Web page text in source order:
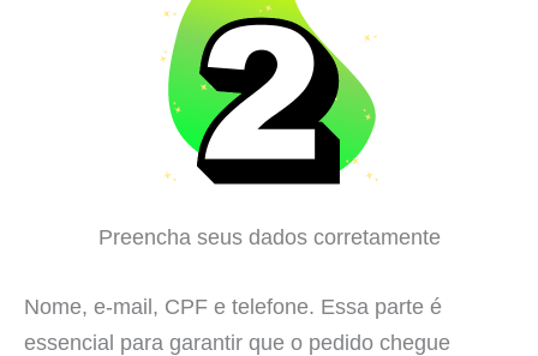
Preencha seus dados corretamente
Nome, e-mail, CPF e telefone. Essa parte é
essencial para garantir que o pedido chegue